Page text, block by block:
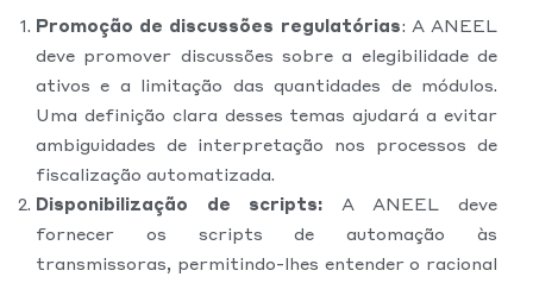
Promoção de discussões regulatórias: A ANEEL
deve promover discussões sobre a elegibilidade de
ativos e a limitação das quantidades de módulos.
Uma definição clara desses temas ajudará a evitar
ambiguidades de interpretação nos processos de
fiscalização automatizada.
Disponibilização de scripts: A ANEEL deve
fornecer os scripts de automação às
transmissoras, permitindo-lhes entender o racional